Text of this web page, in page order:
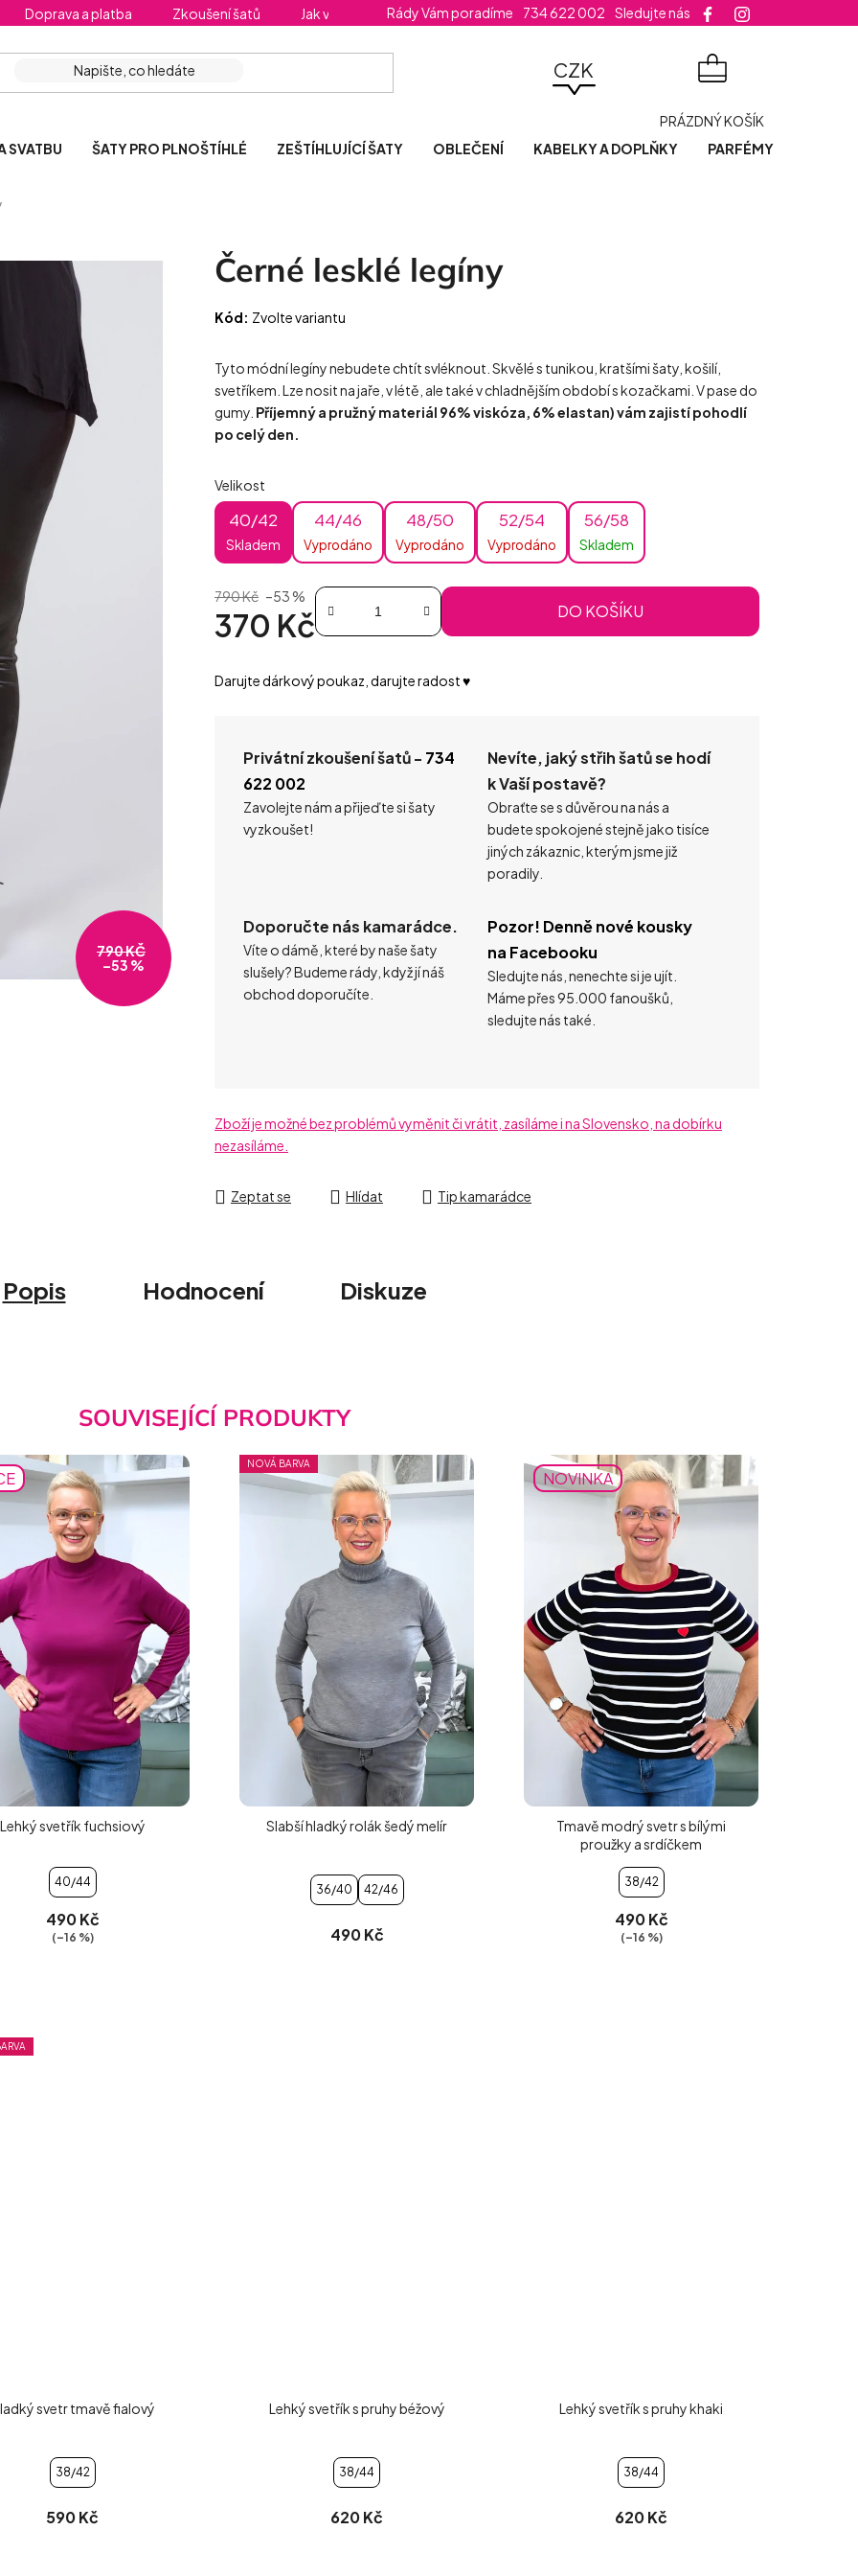
Doprava a platba Zkoušení šatů Jak vybrat správnou velikost šatů
Rády Vám poradíme 734 622 002 Sledujte nás
CZK
KOŠÍK
PRÁZDNÝ KOŠÍK
SVATBU
ŠATY PRO PLNOŠTÍHLÉ ZEŠTÍHLUJÍCÍ ŠATY OBLEČENÍ KABELKY A DOPLŇKY PARFÉMY
Černé lesklé legíny
Kód: Zvolte variantu
Tyto módní legíny nebudete chtít svléknout. Skvělé s tunikou, kratšími šaty, košilí,
svetříkem. Lze nosit na jaře, v létě, ale také v chladnějším období s kozačkami. V pase do
gumy. Příjemný a pružný materiál 96% viskóza, 6% elastan) vám zajistí pohodlí
po celý den.
Velikost
40/42
Skladem
44/46
Vyprodáno
48/50
Vyprodáno
52/54
Vyprodáno
56/58
Skladem
790 Kč –53 %
370 Kč DO KOŠÍKU
Darujte dárkový poukaz, darujte radost ♥️
Privátní zkoušení šatů - 734
622 002
Zavolejte nám a přijeďte si šaty
vyzkoušet!
Nevíte, jaký střih šatů se hodí
k Vaší postavě?
Obraťte se s důvěrou na nás a
budete spokojené stejně jako tisíce
jiných zákaznic, kterým jsme již
poradily.
Doporučte nás kamarádce.
Víte o dámě, které by naše šaty
slušely? Budeme rády, když jí náš
obchod doporučíte.
Pozor! Denně nové kousky
na Facebooku
Sledujte nás, nenechte si je ujít.
Máme přes 95.000 fanoušků,
sledujte nás také.
Zboží je možné bez problémů vyměnit či vrátit, zasíláme i na Slovensko, na dobírku
nezasíláme.
Zeptat se Hlídat Tip kamarádce
790 KČ
–53 %
Popis Hodnocení Diskuze
SOUVISEJÍCÍ PRODUKTY
Lehký svetřík fuchsiový
40/44
490 Kč
(–16 %)
NOVÁ BARVA
Slabší hladký rolák šedý melír
36/40 42/46
490 Kč
NOVINKA
Tmavě modrý svetr s bílými
proužky a srdíčkem
38/42
490 Kč
(–16 %)
svetr tmavě fialový
38/42
590 Kč
Lehký svetřík s pruhy béžový
38/44
620 Kč
Lehký svetřík s pruhy khaki
38/44
620 Kč